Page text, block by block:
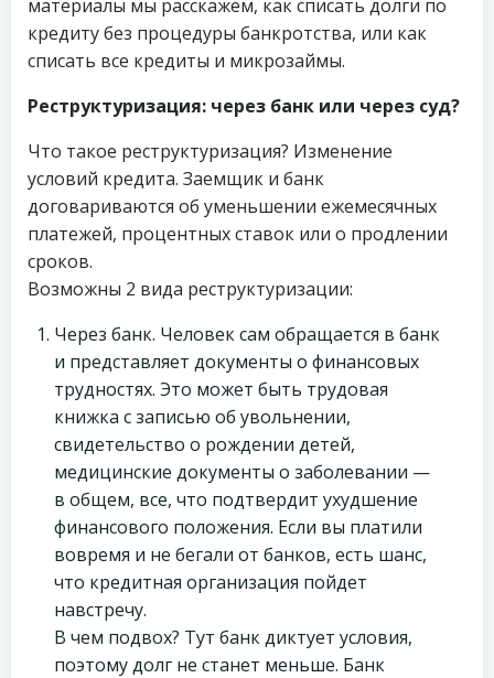
материалы мы расскажем, как списать долги по
кредиту без процедуры банкротства, или как
списать все кредиты и микрозаймы.
Реструктуризация: через банк или через суд?
Что такое реструктуризация? Изменение
условий кредита. Заемщик и банк
договариваются об уменьшении ежемесячных
платежей, процентных ставок или о продлении
сроков.
Возможны 2 вида реструктуризации:
Через банк. Человек сам обращается в банк
и представляет документы о финансовых
трудностях. Это может быть трудовая
книжка с записью об увольнении,
свидетельство о рождении детей,
медицинские документы о заболевании —
в общем, все, что подтвердит ухудшение
финансового положения. Если вы платили
вовремя и не бегали от банков, есть шанс,
что кредитная организация пойдет
навстречу.
В чем подвох? Тут банк диктует условия,
поэтому долг не станет меньше. Банк